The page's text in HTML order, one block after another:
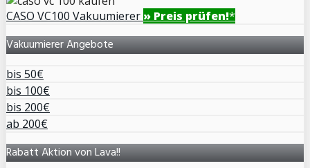
CASO VC100 Vakuumierer » Preis prüfen!*
Vakuumierer Angebote
bis 50€
bis 100€
bis 200€
ab 200€
Rabatt Aktion von Lava!!